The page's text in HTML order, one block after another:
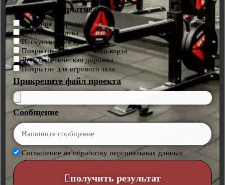
Выбрать покрытие
Рулонное покрытие
Резиновая плитка
Исскуственная трава
Покрытие для теннисного корта
Легкоатлетическая дорожка
Покрытие для игрового зала
Прикрепите файл проекта
Сообщение
Соглашение на обработку персональных данных
получить результат